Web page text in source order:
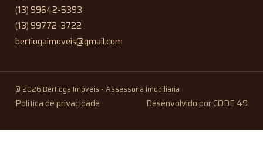
(13) 99642-5393
(13) 99772-3722
bertiogaimoveis@gmail.com
© 2026 Bertioga Imóveis - Assessoria Imobiliaria
Política de privacidade Desenvolvido por CODE 49